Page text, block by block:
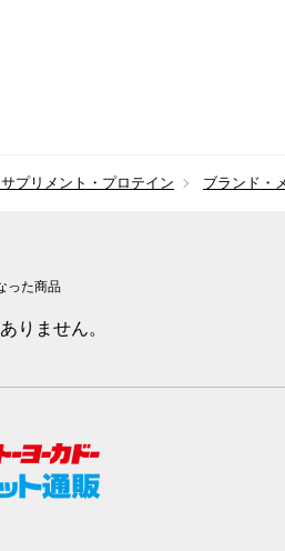
プリメント・プロテイン ブランド・
った商品
りません。